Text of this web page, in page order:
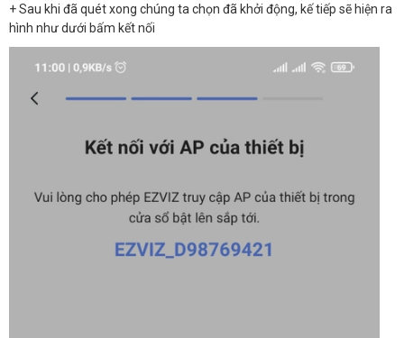
+ Sau khi đã quét xong chúng ta chọn đã khởi động, kế tiếp sẽ hiện ra
hình như dưới bấm kết nối